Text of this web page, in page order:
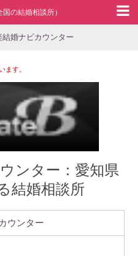
の結婚相談所）
結婚ナビカウンター
ます。
ンター：愛知県
結婚相談所
ウンター